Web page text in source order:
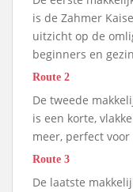
is de Zahmer
uitzicht op de
beginners en
Route 2
De tweede
is een korte,
meer, perfect
Route 3
De laatste